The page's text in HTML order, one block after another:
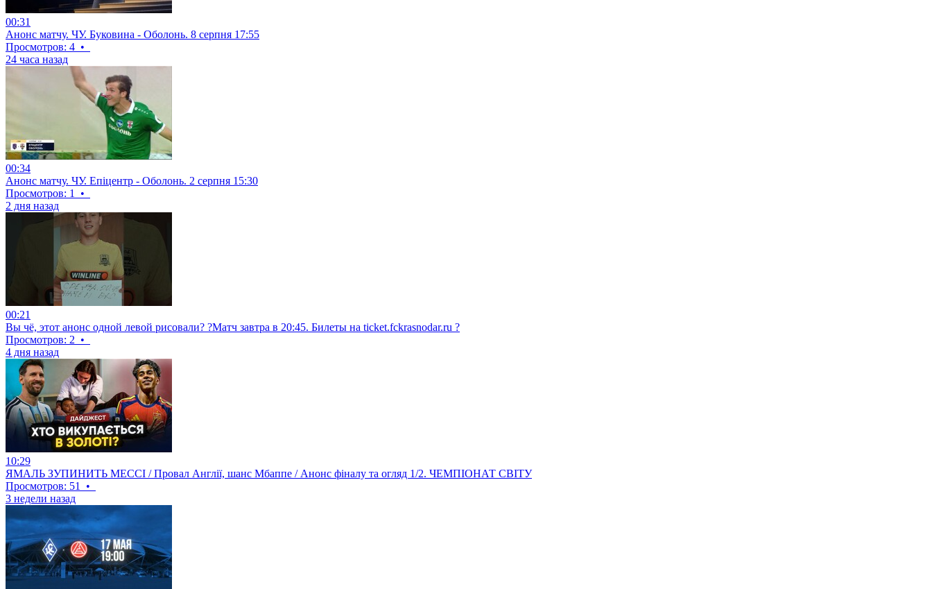
00:31
Анонс матчу. ЧУ. Буковина - Оболонь. 8 серпня 17:55
Просмотров: 4 •
24 часа назад
00:34
Анонс матчу. ЧУ. Епіцентр - Оболонь. 2 серпня 15:30
Просмотров: 1
•
2 дня назад
00:21
Вы чё, этот анонс одной левой рисовали? ?Матч завтра в 20:45. Билеты на ticket.fckrasnodar.ru ?
Просмотров: 2 •
4 дня назад
10:29
ЯМАЛЬ ЗУПИНИТЬ МЕССІ / Провал Англії, шанс Мбаппе / Анонс фіналу та огляд 1/2. ЧЕМПІОНАТ СВІТУ
Просмотров: 51
•
3 недели назад